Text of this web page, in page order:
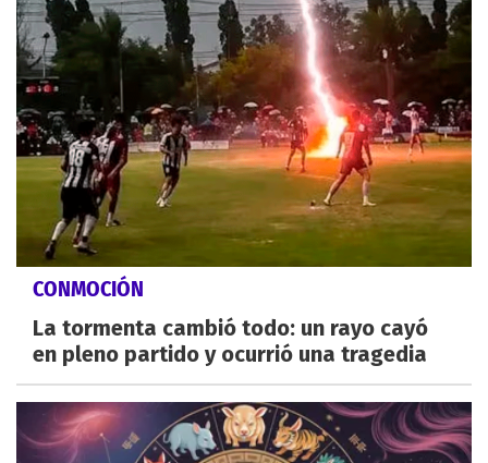
CONMOCIÓN
La tormenta cambió todo: un rayo cayó
en pleno partido y ocurrió una tragedia